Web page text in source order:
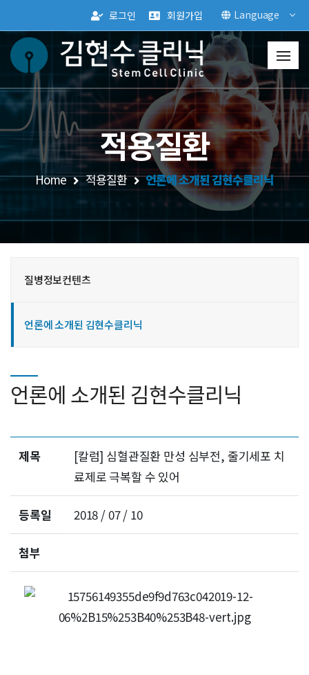
로그인 회원가입 Language
적용질환
Home 적용질환 언론에 소개된 김현수클리닉
질병정보컨텐츠
언론에 소개된 김현수클리닉
언론에 소개된 김현수클리닉
제목
[칼럼] 심혈관질환 만성 심부전, 줄기세포 치
료제로 극복할 수 있어
등록일 2018 / 07 / 10
첨부